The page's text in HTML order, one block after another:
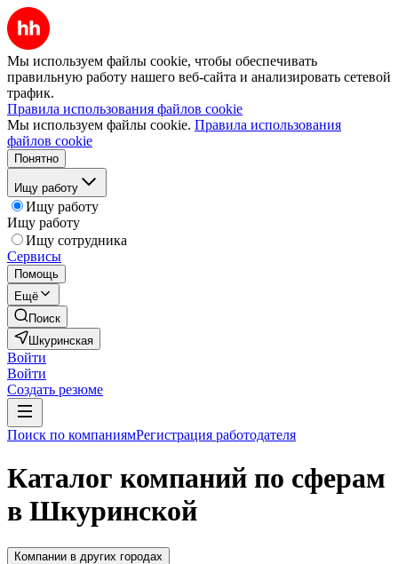
Мы используем файлы cookie, чтобы обеспечивать
правильную работу нашего веб-сайта и анализировать сетевой
трафик.
Правила использования файлов cookie
Мы используем файлы cookie. Правила использования
файлов cookie
Понятно
Ищу работу
Ищу работу
Ищу работу
Ищу сотрудника
Сервисы
Помощь
Ещё
Поиск
Шкуринская
Войти
Войти
Создать резюме
Поиск по компаниямРегистрация работодателя
Каталог компаний по сферам
в Шкуринской
Компании в других городах